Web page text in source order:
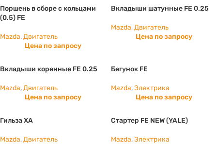
Поршень в сборе с кольцами
(0.5) FE
Mazda,Двигатель
Цена по запросу
Вкладыши шатунные FE 0.25
Mazda,Двигатель
Цена по запросу
Вкладыши коренные FE 0.25
Mazda,Двигатель
Цена по запросу
Бегунок FE
Mazda,Электрика
Цена по запросу
Гильза ХА
Mazda,Двигатель
Стартер FE NEW (YALE)
Mazda,Электрика